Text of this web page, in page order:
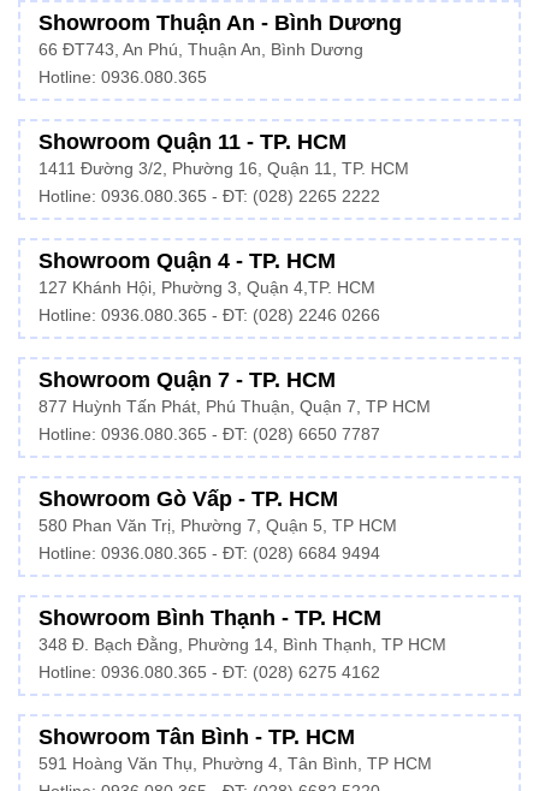
Showroom Thuận An - Bình Dương
66 ĐT743, An Phú, Thuận An, Bình Dương
Hotline: 0936.080.365
Showroom Quận 11 - TP. HCM
1411 Đường 3/2, Phường 16, Quận 11, TP. HCM
Hotline: 0936.080.365 - ĐT: (028) 2265 2222
Showroom Quận 4 - TP. HCM
127 Khánh Hội, Phường 3, Quận 4,TP. HCM
Hotline: 0936.080.365 - ĐT: (028) 2246 0266
Showroom Quận 7 - TP. HCM
877 Huỳnh Tấn Phát, Phú Thuận, Quận 7, TP HCM
Hotline: 0936.080.365 - ĐT: (028) 6650 7787
Showroom Gò Vấp - TP. HCM
580 Phan Văn Trị, Phường 7, Quận 5, TP HCM
Hotline: 0936.080.365 - ĐT: (028) 6684 9494
Showroom Bình Thạnh - TP. HCM
348 Đ. Bạch Đằng, Phường 14, Bình Thạnh, TP HCM
Hotline: 0936.080.365 - ĐT: (028) 6275 4162
Showroom Tân Bình - TP. HCM
591 Hoàng Văn Thụ, Phường 4, Tân Bình, TP HCM